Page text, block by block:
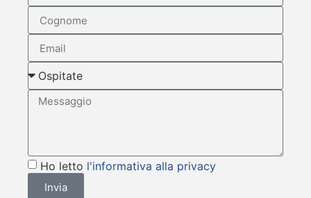
Ho letto l'informativa alla privacy
Invia